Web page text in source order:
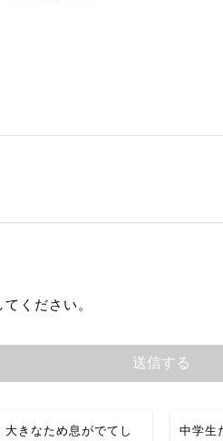
ください。
大きなため息がでてし 中学生